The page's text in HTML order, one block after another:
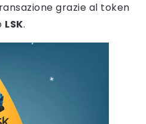
grazie al token
LSK.